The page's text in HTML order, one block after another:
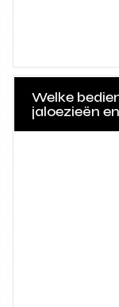
Welke
jaloezieën